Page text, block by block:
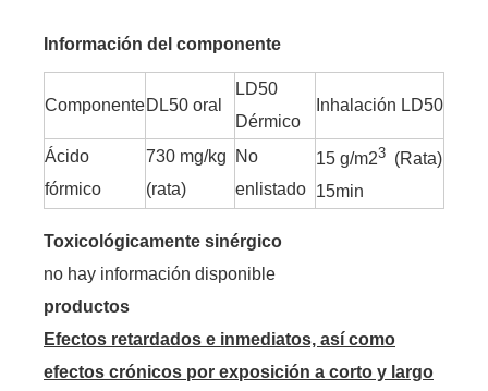
Información del componente
ComponenteDL50 oral
LD50
Dérmico
Inhalación LD50
Ácido
fórmico
730 mg/kg
(rata)
No
enlistado
15 g/m23 (Rata)
15min
Toxicológicamente sinérgico
no hay información disponible
productos
Efectos retardados e inmediatos, así como
efectos crónicos por exposición a corto y largo